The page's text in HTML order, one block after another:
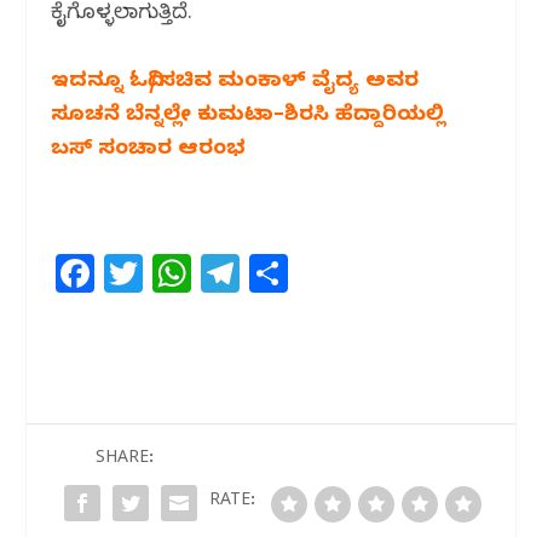
ಕೈಗೊಳ್ಳಲಾಗುತ್ತಿದೆ.
ಇದನ್ನೂ ಓದಿ/ಸಚಿವ ಮಂಕಾಳ್ ವೈದ್ಯ ಅವರ
ಸೂಚನೆ ಬೆನ್ನಲ್ಲೇ ಕುಮಟಾ–ಶಿರಸಿ ಹೆದ್ದಾರಿಯಲ್ಲಿ
ಬಸ್ ಸಂಚಾರ ಆರಂಭ
F
b
o
T
r
W
A
p
T
ra
SHARE:
RATE: